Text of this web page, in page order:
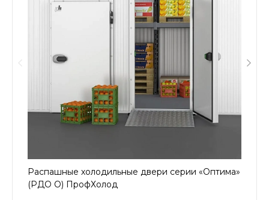
Распашные холодильные двери серии «Оптима»
(РДО О) ПрофХолод